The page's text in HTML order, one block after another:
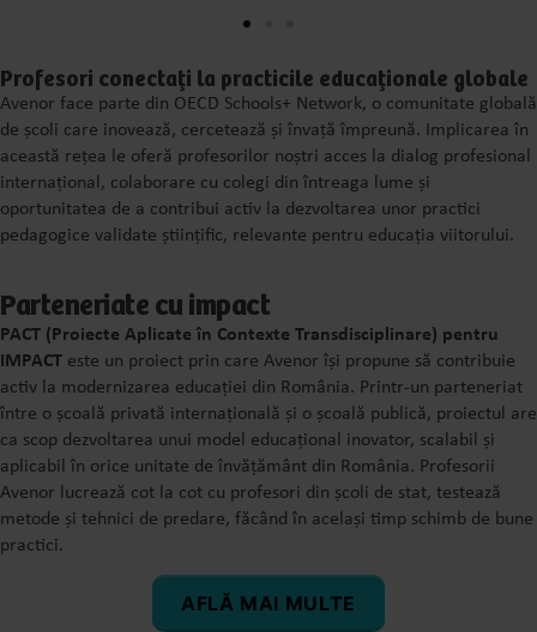
Profesori conectați la practicile educaționale globale
Avenor face parte din OECD Schools+ Network, o comunitate globală
de școli care inovează, cercetează și învață împreună. Implicarea în
această rețea le oferă profesorilor noștri acces la dialog profesional
internațional, colaborare cu colegi din întreaga lume și
oportunitatea de a contribui activ la dezvoltarea unor practici
pedagogice validate științific, relevante pentru educația viitorului.
Parteneriate cu impact
PACT (Proiecte Aplicate în Contexte Transdisciplinare) pentru
IMPACT este un proiect prin care Avenor își propune să contribuie
activ la modernizarea educației din România. Printr-un parteneriat
între o școală privată internațională și o școală publică, proiectul are
ca scop dezvoltarea unui model educațional inovator, scalabil și
aplicabil în orice unitate de învățământ din România. Profesorii
Avenor lucrează cot la cot cu profesori din școli de stat, testează
metode și tehnici de predare, făcând în același timp schimb de bune
practici.
AFLĂ MAI MULTE